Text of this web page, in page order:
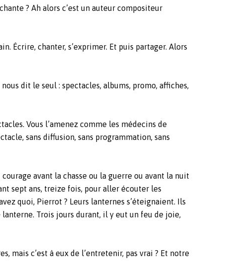
? Ah alors c’est un auteur compositeur
Écrire, chanter, s’exprimer. Et puis partager. Alors
dit le seul : spectacles, albums, promo, affiches,
Vous l’amenez comme les médecins de
sans diffusion, sans programmation, sans
avant la chasse ou la guerre ou avant la nuit
sept ans, treize fois, pour aller écouter les
quoi, Pierrot ? Leurs lanternes s’éteignaient. Ils
Trois jours durant, il y eut un feu de joie,
mais c’est à eux de l’entretenir, pas vrai ? Et notre